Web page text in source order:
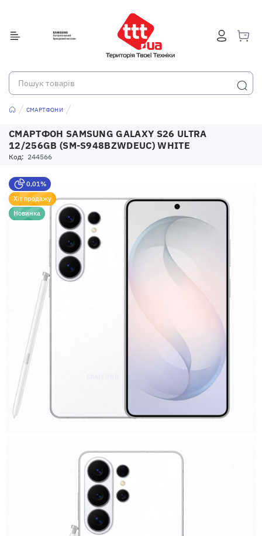
СМАРТФОНИ
СМАРТФОН SAMSUNG GALAXY S26 ULTRA
12/256GB (SM-S948BZWDEUC) WHITE
Код: 244566
0,01%
Хіт продажу
Новинка